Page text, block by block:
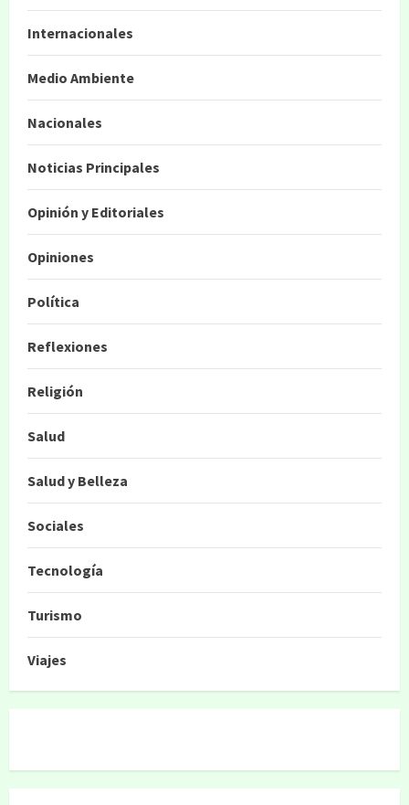
Internacionales
Medio Ambiente
Nacionales
Noticias Principales
Opinión y Editoriales
Opiniones
Política
Reflexiones
Religión
Salud
Salud y Belleza
Sociales
Tecnología
Turismo
Viajes